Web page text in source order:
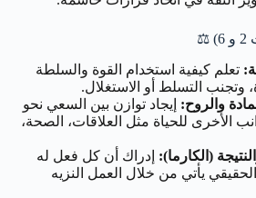
⚖️
تعلم كيفية استخدام القوة والسلطة
وتجنب التسلط أو الاستغلال.
والروح: إيجاد توازن بين السعي نحو
الأخرى للحياة مثل العلاقات، الصحة،
(الكارما): إدراك أن كل فعل له
يأتي من خلال العمل النزيه